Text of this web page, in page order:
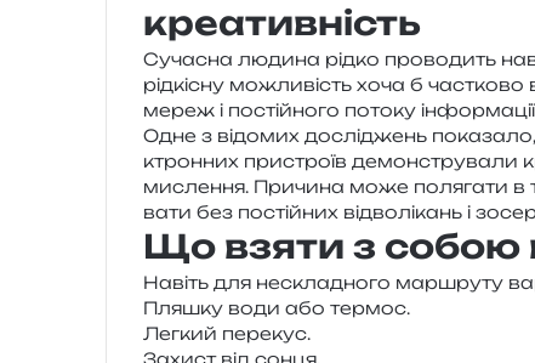
креативність
Сучасна люди­на рідко про­во­дить
рід­кі­сну можли­вість хоча б
мереж і постій­но­го пото­ку
Одне з відо­мих дослі­джень
ктрон­них при­стро­їв демон­стру­ва­ли
мисле­н­ня. Причина може поля­га­ти
ва­ти без постій­них від­во­лі­кань і
Що взяти з собою
Навіть для нескла­дно­го мар­шру­ту
Пляшку води або термос.
Легкий пере­кус.
Захист від сонця.